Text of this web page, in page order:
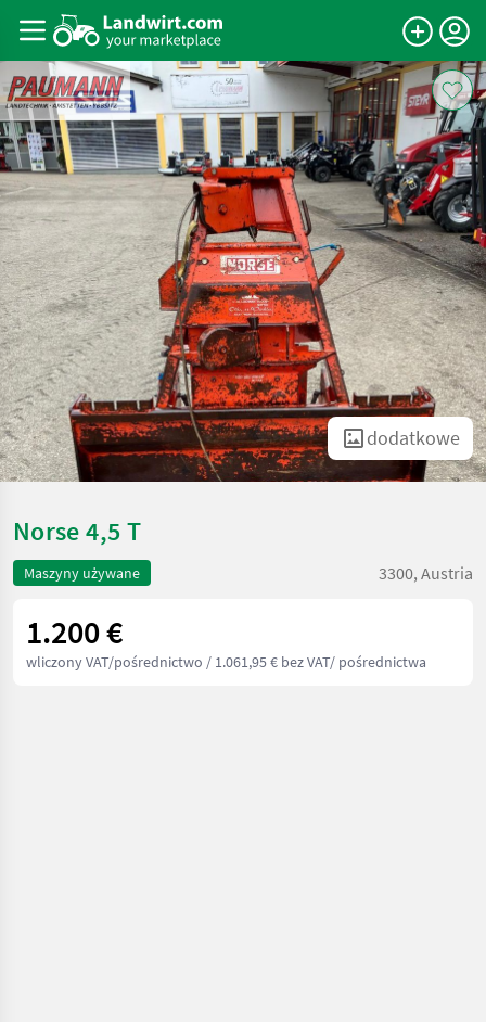
dodatkowe
Norse 4,5 T
Maszyny używane 3300, Austria
1.200 €
wliczony VAT/pośrednictwo / 1.061,95 € bez VAT/ pośrednictwa